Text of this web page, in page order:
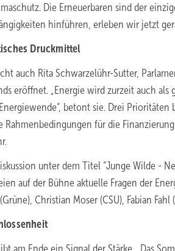
Die Erneuerbaren sind der
hinführen, erleben wir jetzt
Druckmittel
auch Rita Schwarzelühr-Sutter,
eröffnet. „Energie wird zurzeit auch
betont sie. Drei
Rahmenbedingungen für die
unter dem Titel “Junge Wilde -
auf der Bühne aktuelle Fragen der
Christian Moser (CSU), Fabian
am Ende ein Signal der Stärke. „Das